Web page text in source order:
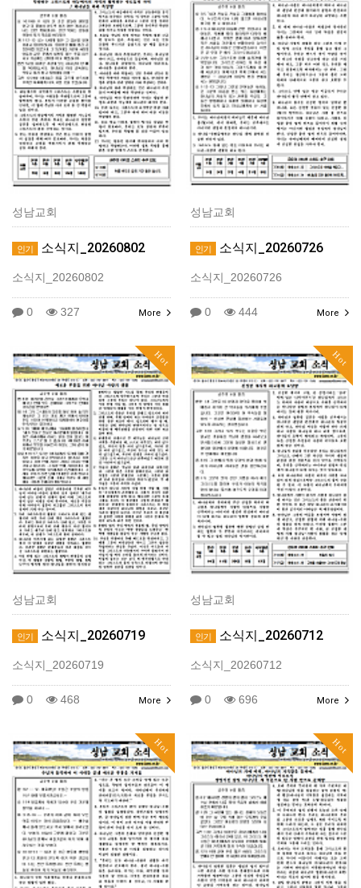
성남교회
인기 소식지_20260802
소식지_20260802
0 327 More
성남교회
인기 소식지_20260726
소식지_20260726
0 444 More
Hot
성남교회
인기 소식지_20260719
소식지_20260719
0 468 More
Hot
성남교회
인기 소식지_20260712
소식지_20260712
0 696 More
Hot Hot